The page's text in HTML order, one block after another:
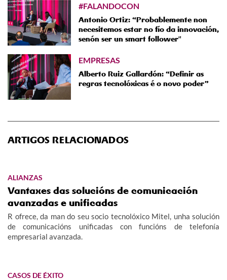
#FALANDOCON
Antonio Ortiz: “Probablemente non
necesitemos estar no fío da innovación,
senón ser un smart follower"
EMPRESAS
Alberto Ruiz Gallardón: “Definir as
regras tecnolóxicas é o novo poder”
ARTIGOS RELACIONADOS
ALIANZAS
Vantaxes das solucións de comunicación
avanzadas e unificadas
R ofrece, da man do seu socio tecnolóxico Mitel, unha solución
de comunicacións unificadas con funcións de telefonía
empresarial avanzada.
CASOS DE ÉXITO